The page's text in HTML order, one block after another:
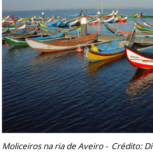
Moliceiros na ria de Aveiro - Crédito: